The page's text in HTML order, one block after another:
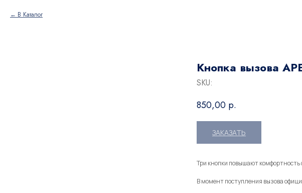
В Каталог
Кнопка вызова
SKU:
850,00 р.
ЗАКАЗАТЬ
Три кнопки повышают
В момент поступления вызова